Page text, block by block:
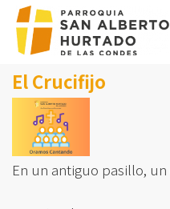
Click acá para ir
CONTACTO
MISAS
OFICINA
EVANGELIO DEL DIA
PREVENCIÓN DE
El Crucifijo
En un antiguo pasillo,